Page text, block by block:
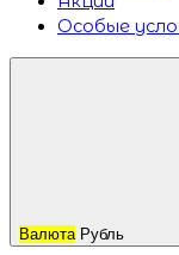
Особые
Валюта Рубль